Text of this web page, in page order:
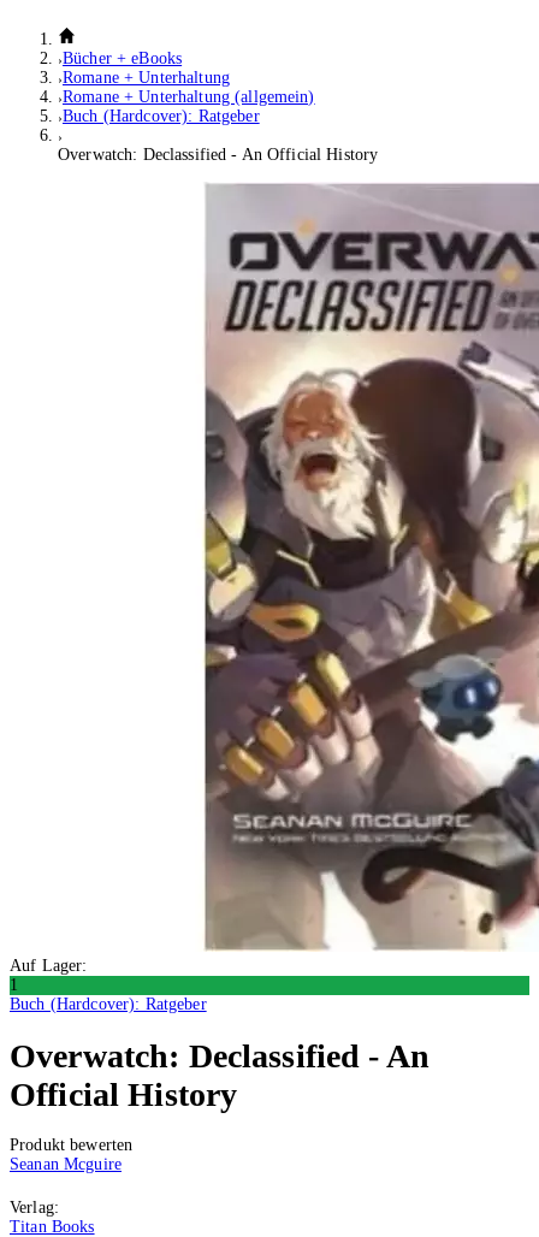
Bücher + eBooks
Romane + Unterhaltung
Romane + Unterhaltung (allgemein)
Buch (Hardcover): Ratgeber
Overwatch: Declassified - An Official History
Auf Lager:
1
Buch (Hardcover): Ratgeber
Overwatch: Declassified - An
Official History
Produkt bewerten
Seanan Mcguire
Verlag:
Titan Books